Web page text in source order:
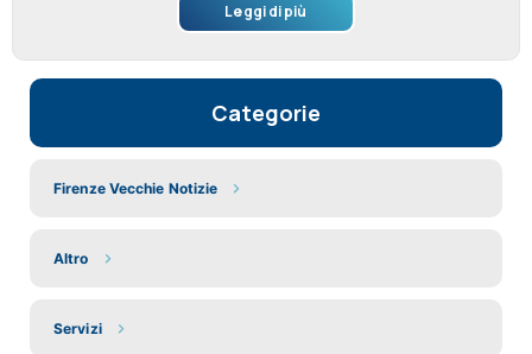
Leggi di più
Categorie
Firenze Vecchie Notizie
Altro
Servizi